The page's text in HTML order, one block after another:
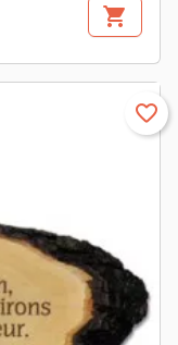
shopping_cart
favorite_border